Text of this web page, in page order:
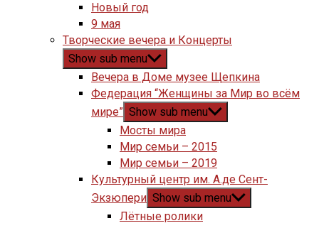
Новый год
9 мая
Творческие вечера и Концерты
Show sub menu
Вечера в Доме музее Щепкина
Федерация “Женщины за Мир во всём
мире” Show sub menu
Мосты мира
Мир семьи – 2015
Мир семьи – 2019
Культурный центр им. А.де Сент-
Экзюпери Show sub menu
Лётные ролики